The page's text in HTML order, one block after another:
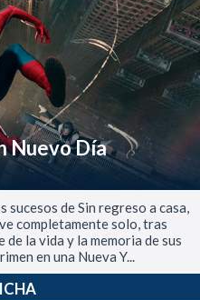
Nuevo Día
sucesos de Sin regreso a casa,
completamente solo, tras
la vida y la memoria de sus
en una Nueva Y...